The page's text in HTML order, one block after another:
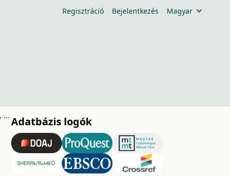
Regisztráció Bejelentkezés Magyar
Az egri Domus Universitatis és Líceum, Oktatás, tudomány, művészet (1763–2013) Adatbázis logók